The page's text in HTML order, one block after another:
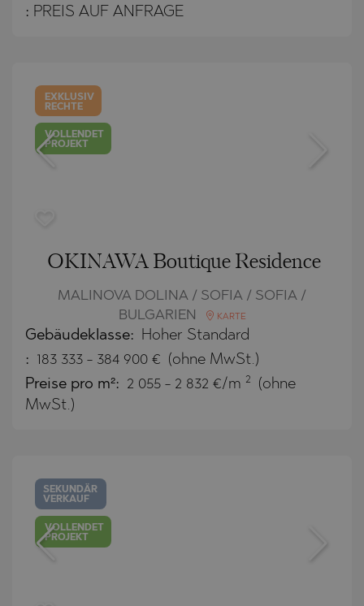
: PREIS AUF ANFRAGE
EXKLUSIV
RECHTE
VOLLENDET
PROJEKT
OKINAWA Boutique Residence
MALINOVA DOLINA / SOFIA / SOFIA /
BULGARIEN
KARTE
Gebäudeklasse: Hoher Standard
: 183 333 - 384 900 € (ohne MwSt.)
Preise pro m²: 2 055 - 2 832 €/m 2
(ohne
MwSt.)
SEKUNDÄR
VERKAUF
VOLLENDET
PROJEKT